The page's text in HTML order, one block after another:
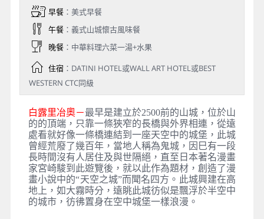
早餐：美式早餐
午餐：義式山城懷古風味餐
晚餐：中華料理六菜一湯+水果
住宿：DATINI HOTEL或WALL ART HOTEL或BEST
WESTERN CTC同級
白露里冶奧－最早是建立於2500前的山城，位於山
的的頂端，只靠一條狹窄的長橋與外界相連，從遠
處看就好像一條橋連結到一座天空中的城堡，此城
曾經荒廢了幾百年，當地人稱為鬼城，因巳有一段
長時間沒有人居住及與世隔絕，直至日本著名漫畫
家宮崎駿到此遊覽後，就以此作為題材，創造了漫
畫小說中的“天空之城”而聞名四方。此城興建在高
地上，如大霧時分，遠眺此城彷似是飄浮於半空中
的城市，彷彿置身在空中城堡一樣浪漫。